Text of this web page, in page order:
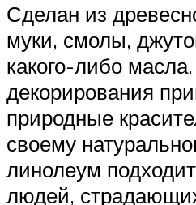
Сделан из
муки, смолы,
какого-либо
декорирования
природные
своему
линолеум
людей,